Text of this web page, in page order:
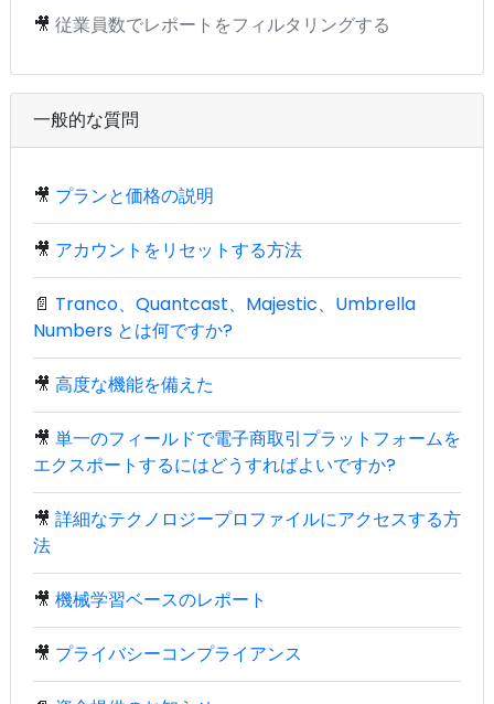
🎥 従業員数でレポートをフィルタリングする
一般的な質問
🎥 プランと価格の説明
🎥 アカウントをリセットする方法
📄 Tranco、Quantcast、Majestic、Umbrella
Numbers とは何ですか?
🎥 高度な機能を備えた
🎥 単一のフィールドで電子商取引プラットフォームを
エクスポートするにはどうすればよいですか?
🎥 詳細なテクノロジープロファイルにアクセスする方
法
🎥 機械学習ベースのレポート
🎥 プライバシーコンプライアンス